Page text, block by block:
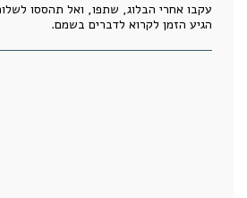
עקבו אחרי הבלוג, שתפו, ואל תהססו
הגיע הזמן לקרוא לדברים בשמם.